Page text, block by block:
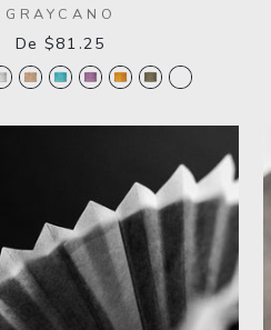
GRAYCANO
De $81.25